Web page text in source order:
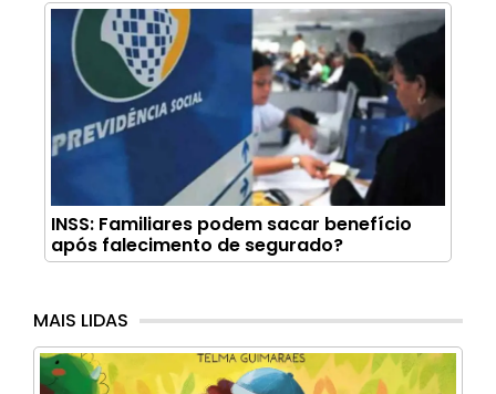
INSS: Familiares podem sacar benefício
após falecimento de segurado?
MAIS LIDAS